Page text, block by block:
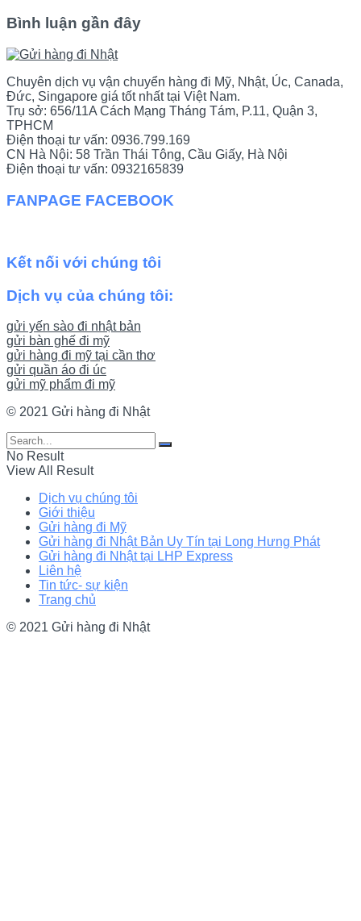
Bình luận gần đây
Chuyên dịch vụ vận chuyển hàng đi Mỹ, Nhật, Úc, Canada,
Đức, Singapore giá tốt nhất tại Việt Nam.
Trụ sở: 656/11A Cách Mạng Tháng Tám, P.11, Quận 3,
TPHCM
Điện thoại tư vấn: 0936.799.169
CN Hà Nội: 58 Trần Thái Tông, Cầu Giấy, Hà Nội
Điện thoại tư vấn: 0932165839
FANPAGE FACEBOOK
Kết nối với chúng tôi
Dịch vụ của chúng tôi:
gửi yến sào đi nhật bản
gửi bàn ghế đi mỹ
gửi hàng đi mỹ tại cần thơ
gửi quần áo đi úc
gửi mỹ phẩm đi mỹ
© 2021 Gửi hàng đi Nhật
No Result
View All Result
Dịch vụ chúng tôi
Giới thiệu
Gửi hàng đi Mỹ
Gửi hàng đi Nhật Bản Uy Tín tại Long Hưng Phát
Gửi hàng đi Nhật tại LHP Express
Liên hệ
Tin tức- sự kiện
Trang chủ
© 2021 Gửi hàng đi Nhật